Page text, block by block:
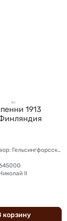
1913
Монетный двор: Гельсингфорсский монетный двор (Финляндия)
II
корзину